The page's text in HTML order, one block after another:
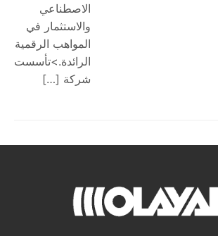
الاصطناعي
والاستثمار في
المواهب الرقمية
الرائدة.>تأسست
شركة […]